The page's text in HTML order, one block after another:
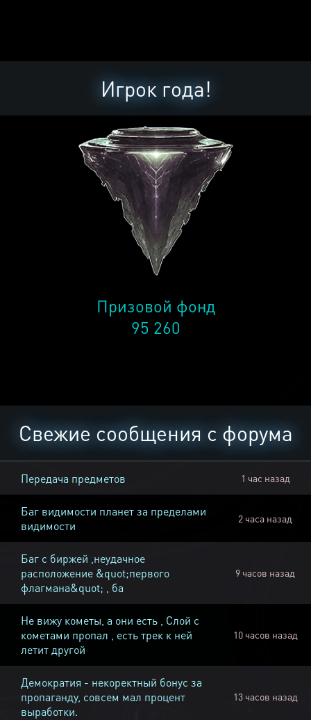
Игрок года!
Призовой фонд
95 260
Свежие сообщения с форума
Передача предметов 1 час назад
Баг видимости планет за пределами
видимости
2 часа назад
Баг с биржей ,неудачное
расположение &quot;первого
флагмана&quot; , ба
9 часов назад
Не вижу кометы, а они есть , Слой с
кометами пропал , есть трек к ней
летит другой
10 часов назад
Демократия - некоректный бонус за
пропаганду, совсем мал процент
выработки.
13 часов назад